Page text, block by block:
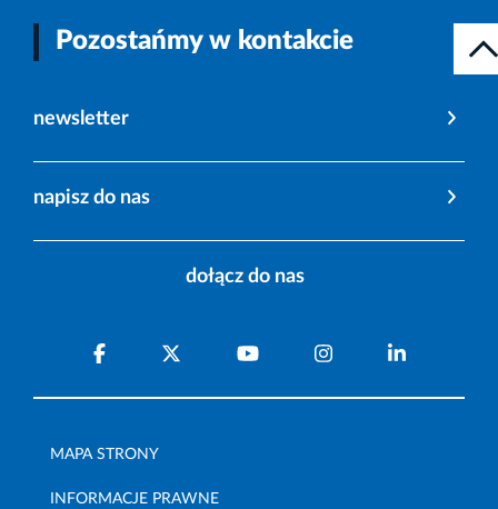
Pozostańmy w kontakcie
newsletter
napisz do nas
dołącz do nas
MAPA STRONY
INFORMACJE PRAWNE